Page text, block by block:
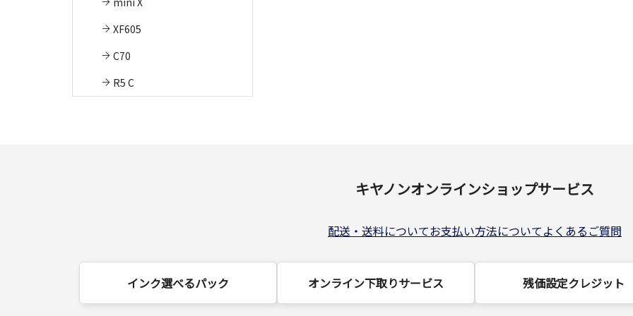
XF605
C70
R5 C
キヤノンオンラインショップサービス
配送・送料についてお支払い方法についてよくあるご質問
インク選べるパック オンライン下取りサービス 残価設定クレジット